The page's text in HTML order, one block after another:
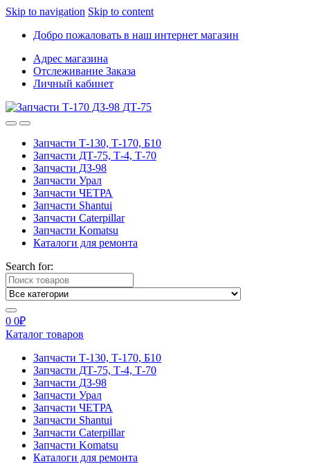
Skip to navigation Skip to content
Добро пожаловать в наш интернет магазин
Адрес магазина
Отслеживание Заказа
Личный кабинет
Запчасти Т-130, Т-170, Б10
Запчасти ДТ-75, Т-4, Т-70
Запчасти ДЗ-98
Запчасти Урал
Запчасти ЧЕТРА
Запчасти Shantui
Запчасти Caterpillar
Запчасти Komatsu
Каталоги для ремонта
Search for:
0 0₽
Каталог товаров
Запчасти Т-130, Т-170, Б10
Запчасти ДТ-75, Т-4, Т-70
Запчасти ДЗ-98
Запчасти Урал
Запчасти ЧЕТРА
Запчасти Shantui
Запчасти Caterpillar
Запчасти Komatsu
Каталоги для ремонта